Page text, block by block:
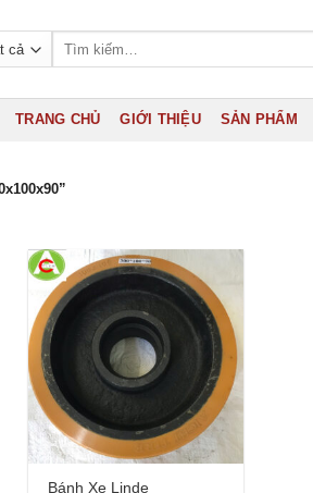
TRANG CHỦ GIỚI THIỆU SẢN PHẨM
Bánh Xe Linde